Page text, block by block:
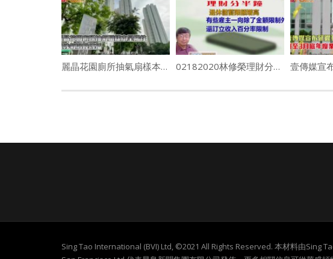
麗晶花園廁所抽氣扇樣本呈陽性 疑涉氣溶膠傳播 02182020林修榮理財分半鐘 — 退休儲蓄限額增高
Sing Tao International (BVI) Ltd, ©2021 All Rights Reserved. 本材料由Sing